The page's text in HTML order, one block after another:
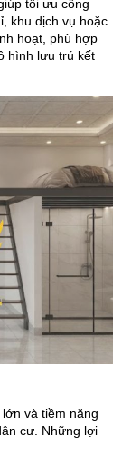
tối ưu công
khu dịch vụ hoặc
hoạt, phù hợp
hình lưu trú kết
và tiềm năng
cư. Những lợi